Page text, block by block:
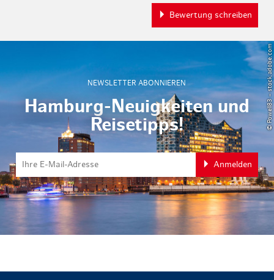
Bewertung schreiben
NEWSLETTER ABONNIEREN
Hamburg-Neuigkeiten und
Reisetipps!
Anmelden
© Powell83 – stock.adobe.com